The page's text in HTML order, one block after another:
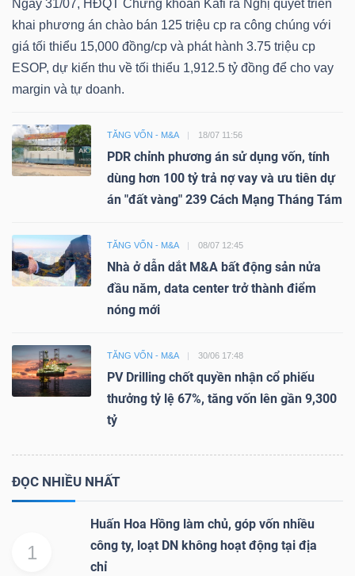
Ngày 31/07, HĐQT Chứng khoán Kafi ra Nghị quyết triển
khai phương án chào bán 125 triệu cp ra công chúng với
giá tối thiểu 15,000 đồng/cp và phát hành 3.75 triệu cp
ESOP, dự kiến thu về tối thiểu 1,912.5 tỷ đồng để cho vay
margin và tự doanh.
TĂNG VỐN - M&A 18/07 11:56
PDR chỉnh phương án sử dụng vốn, tính
dùng hơn 100 tỷ trả nợ vay và ưu tiên dự
án "đất vàng" 239 Cách Mạng Tháng Tám
TĂNG VỐN - M&A 08/07 12:45
Nhà ở dẫn dắt M&A bất động sản nửa
đầu năm, data center trở thành điểm
nóng mới
TĂNG VỐN - M&A 30/06 17:48
PV Drilling chốt quyền nhận cổ phiếu
thưởng tỷ lệ 67%, tăng vốn lên gần 9,300
tỷ
ĐỌC NHIỀU NHẤT
1
Huấn Hoa Hồng làm chủ, góp vốn nhiều
công ty, loạt DN không hoạt động tại địa
chỉ